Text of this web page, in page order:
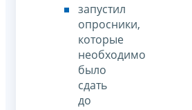
запустил
опросники,
которые
необходимо
было
сдать
до